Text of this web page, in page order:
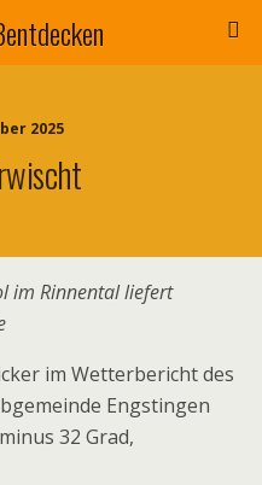
2025
im Rinnental liefert
im Wetterbericht des
Engstingen
32 Grad,